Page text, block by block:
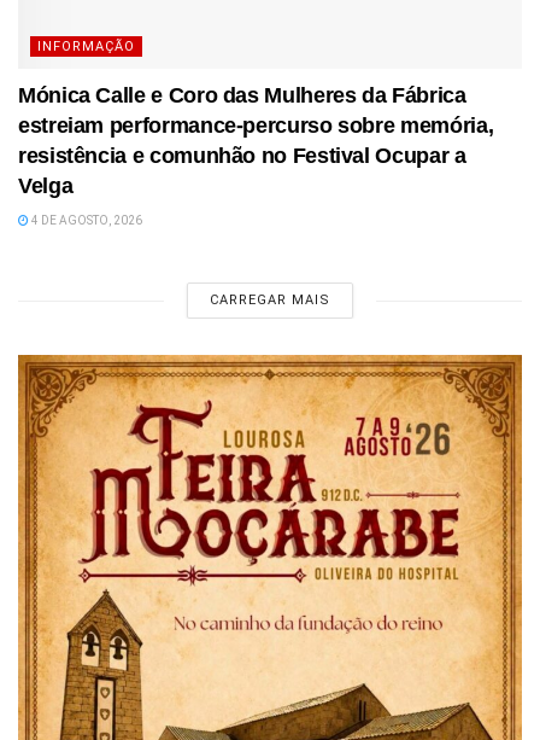
INFORMAÇÃO
Mónica Calle e Coro das Mulheres da Fábrica
estreiam performance-percurso sobre memória,
resistência e comunhão no Festival Ocupar a
Velga
4 DE AGOSTO, 2026
CARREGAR MAIS